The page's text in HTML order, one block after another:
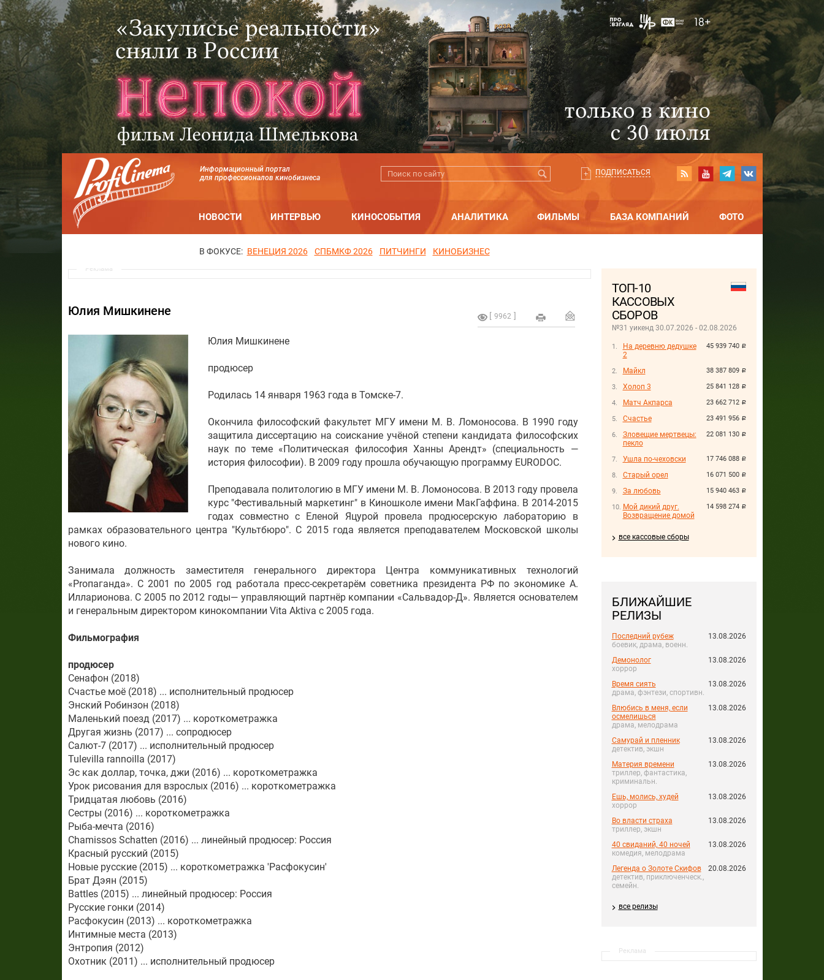
Информационный портал
для профессионалов кинобизнеса
ПОДПИСАТЬСЯ
НОВОСТИ ИНТЕРВЬЮ КИНОСОБЫТИЯ АНАЛИТИКА ФИЛЬМЫ БАЗА КОМПАНИЙ ФОТО
В ФОКУСЕ: ВЕНЕЦИЯ 2026 СПБМКФ 2026 ПИТЧИНГИ КИНОБИЗНЕС
ТОП-10
КАССОВЫХ
СБОРОВ
№31 уикенд 30.07.2026 - 02.08.2026
45 939 740 руб.
На деревню дедушке
2
38 387 809 руб.
Майкл
25 841 128 руб.
Холоп 3
23 662 712 руб.
Матч Акпарса
23 491 956 руб.
Счастье
22 081 130 руб.
Зловещие мертвецы:
пекло
17 746 088 руб.
Ушла по-чеховски
16 071 500 руб.
Старый орел
15 940 463 руб.
За любовь
14 598 274 руб.
Мой дикий друг.
Возвращение домой
все кассовые сборы
БЛИЖАЙШИЕ
РЕЛИЗЫ
Последний рубеж
боевик, драма, военн.
13.08.2026
Демонолог
хоррор
13.08.2026
Время сиять
драма, фэнтези, спортивн.
13.08.2026
Влюбись в меня, если
осмелишься
драма, мелодрама
13.08.2026
Самурай и пленник
детектив, экшн
13.08.2026
Материя времени
триллер, фантастика,
криминальн.
13.08.2026
Ешь, молись, худей
хоррор
13.08.2026
Во власти страха
триллер, экшн
13.08.2026
40 свиданий, 40 ночей
комедия, мелодрама
13.08.2026
Легенда о Золоте Скифов
детектив, приключенческ.,
семейн.
20.08.2026
все релизы
Реклама
Реклама
9962
Юлия Мишкинене
Юлия Мишкинене
продюсер
Родилась 14 января 1963 года в Томске-7.
Окончила философский факультет МГУ имени М. В. Ломоносова. В 1990 году
защитила диссертацию на соискание учёной степени кандидата философских
наук по теме «Политическая философия Ханны Арендт» (специальность —
история философии). В 2009 году прошла обучающую программу EURODOC.
Преподавала политологию в МГУ имени М. В. Ломоносова. В 2013 году провела
курс "Фестивальный маркетинг" в Киношколе имени МакГаффина. В 2014-2015
годах совместно с Еленой Яцурой провела продюсерскую лабораторию в
рамках образовательного центра "Культбюро". C 2015 года является преподавателем Московской школы
нового кино.
Занимала должность заместителя генерального директора Центра коммуникативных технологий
«Proпаганда». С 2001 по 2005 год работала пресс-секретарём советника президента РФ по экономике А.
Илларионова. С 2005 по 2012 годы— управляющий партнёр компании «Сальвадор-Д». Является основателем
и генеральным директором кинокомпании Vita Aktiva c 2005 года.
Фильмография
продюсер
Сенафон (2018)
Счастье моё (2018) ... исполнительный продюсер
Энский Робинзон (2018)
Маленький поезд (2017) ... короткометражка
Другая жизнь (2017) ... сопродюсер
Салют-7 (2017) ... исполнительный продюсер
Tulevilla rannoilla (2017)
Эс как доллар, точка, джи (2016) ... короткометражка
Урок рисования для взрослых (2016) ... короткометражка
Тридцатая любовь (2016)
Сестры (2016) ... короткометражка
Рыба-мечта (2016)
Chamissos Schatten (2016) ... линейный продюсер: Россия
Красный русский (2015)
Новые русские (2015) ... короткометражка 'Расфокусин'
Брат Дэян (2015)
Battles (2015) ... линейный продюсер: Россия
Русские гонки (2014)
Расфокусин (2013) ... короткометражка
Интимные места (2013)
Энтропия (2012)
Охотник (2011) ... исполнительный продюсер